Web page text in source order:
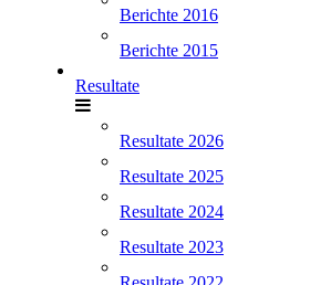
Berichte 2016
Berichte 2015
Resultate
Resultate 2026
Resultate 2025
Resultate 2024
Resultate 2023